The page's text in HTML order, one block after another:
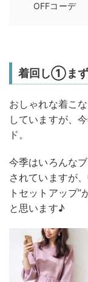
OFFコーデ
着回し①まず
おしゃれな着こ
していますが、
ド。
今季はいろんな
されていますが
トセットアップ”
と思います♪